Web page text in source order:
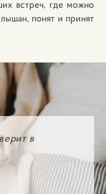
встреч, где можно
понят и принят
в